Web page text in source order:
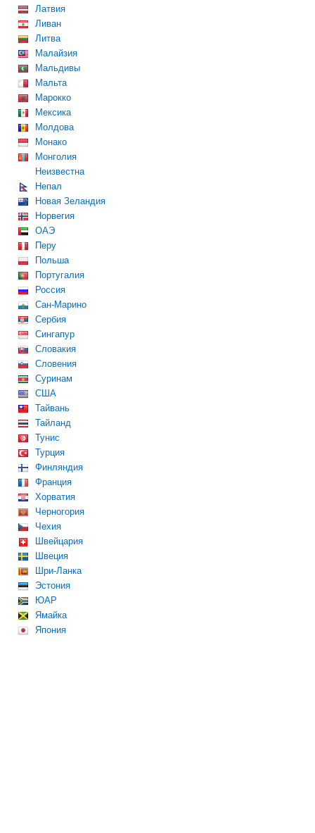
Латвия
Ливан
Литва
Малайзия
Мальдивы
Мальта
Марокко
Мексика
Молдова
Монако
Монголия
Неизвестна
Непал
Новая Зеландия
Норвегия
ОАЭ
Перу
Польша
Португалия
Россия
Сан-Марино
Сербия
Сингапур
Словакия
Словения
Суринам
США
Тайвань
Тайланд
Тунис
Турция
Финляндия
Франция
Хорватия
Черногория
Чехия
Швейцария
Швеция
Шри-Ланка
Эстония
ЮАР
Ямайка
Япония